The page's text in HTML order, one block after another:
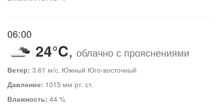
06:00
24°C, облачно с прояснениями
Ветер: 3.61 м/с, Южный Юго-восточный
Давление: 1015 мм рт. ст.
Влажность: 44 %